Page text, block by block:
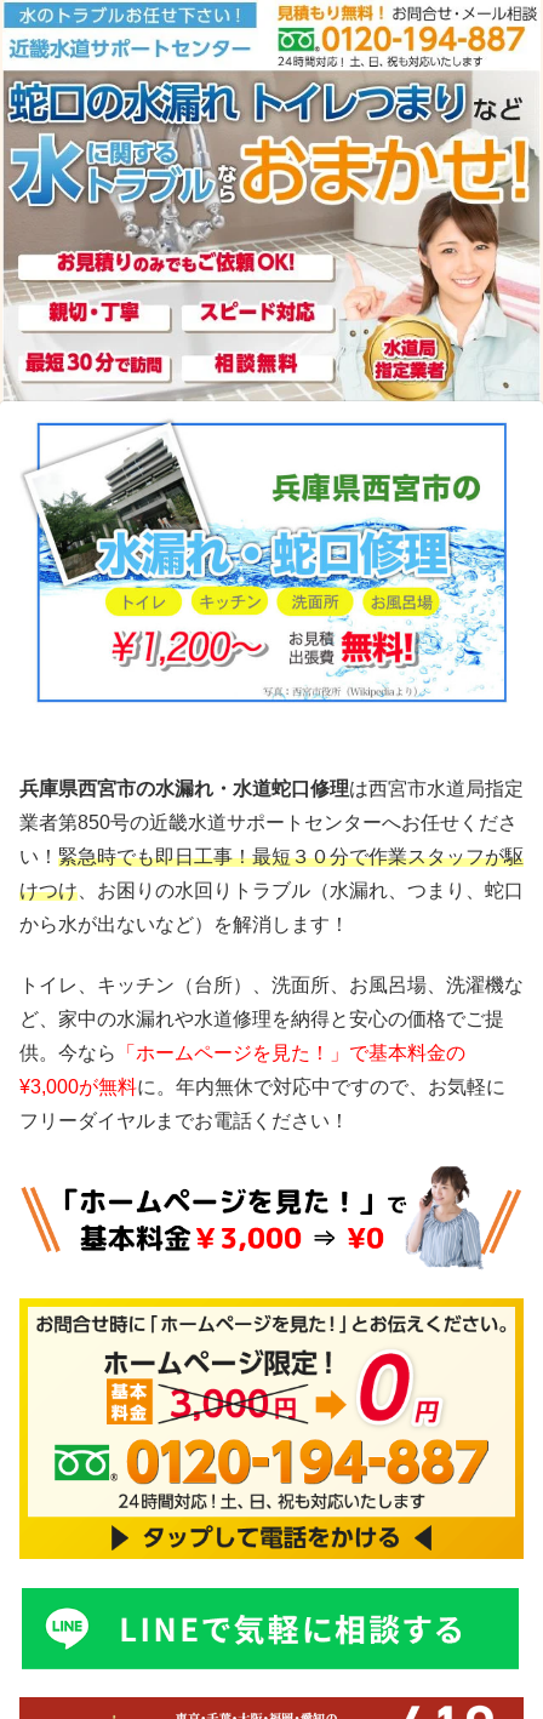
兵庫県西宮市の水漏れ・水道蛇口 修理は西宮市水道局指定
業者第850号の近畿水道サポートセンターへお任せくださ
い！ 緊急時でも即日工事！最短３０分で作業スタッフが駆
けつけ 、お困りの水回りトラブル（水漏れ、つまり、蛇口
から水が出ないなど）を解消します！
トイレ、キッチン（台所）、洗面所、お風呂場、洗濯機な
ど、家中の水漏れや水道修理を納得と安心の価格でご提
供。今なら
「ホームページを見た！」で基本料金の
¥3,000が無料に。年内無休で対応中ですので、お気軽に
フリーダイヤルまでお電話ください！